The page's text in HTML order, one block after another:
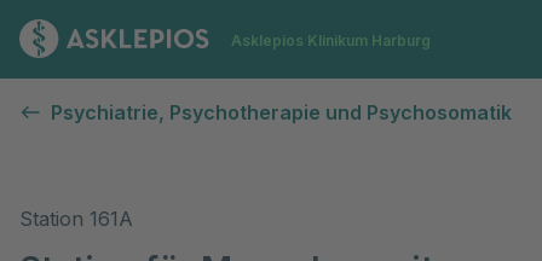
Zur Startseite
Asklepios Klinikum Harburg
Psychiatrie, Psychotherapie und Psychosomatik
Station 161A